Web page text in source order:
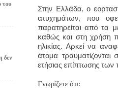
του
δεν
Στην Ελλάδα, ο
ατυχημάτων, που
παρατηρείται από τα
καθώς και στη χρήση
ηλικίας. Αρκεί να
άτομα
ετήσιας επίπτωσης
Γνωρίζετε ότι: